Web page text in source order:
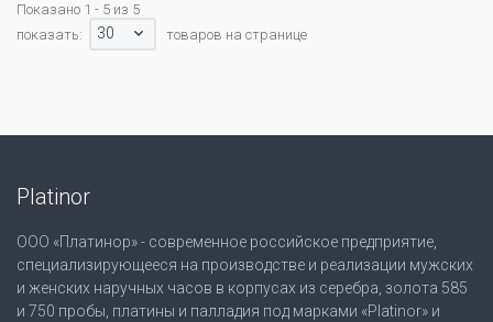
Показано 1 - 5 из 5
показать:
30 товаров на странице
Platinor
ООО «Платинор» - современное российское предприятие,
специализирующееся на производстве и реализации мужских
и женских наручных часов в корпусах из серебра, золота 585
и 750 пробы, платины и палладия под марками «Platinor» и